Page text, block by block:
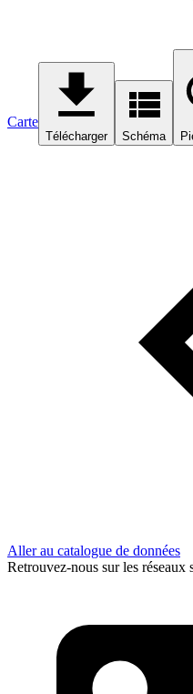
Carte
Télécharger Schéma
Aller au catalogue de données
Retrouvez-nous sur les réseaux